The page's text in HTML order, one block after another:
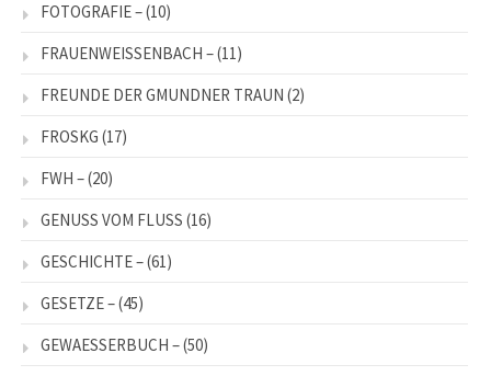
FOTOGRAFIE –(10)
FRAUENWEISSENBACH –(11)
FREUNDE DER GMUNDNER TRAUN (2)
FROSKG (17)
FWH –(20)
GENUSS VOM FLUSS (16)
GESCHICHTE –(61)
GESETZE –(45)
GEWAESSERBUCH –(50)